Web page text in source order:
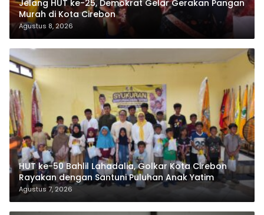
Jelang HUT ke-25, Demokrat Gelar Gerakan Pangan
Murah di Kota Cirebon
Agustus 8, 2026
HUT ke-50 Bahlil Lahadalia, Golkar Kota Cirebon
Rayakan dengan Santuni Puluhan Anak Yatim
Agustus 7, 2026